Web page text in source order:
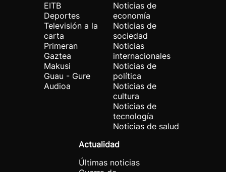
EITB
Deportes
Televisión a la
carta
Primeran
Gaztea
Makusi
Guau - Gure
Audioa
Noticias de
economía
Noticias de
sociedad
Noticias
internacionales
Noticias de
política
Noticias de
cultura
Noticias de
tecnología
Noticias de salud
Actualidad
Últimas noticias